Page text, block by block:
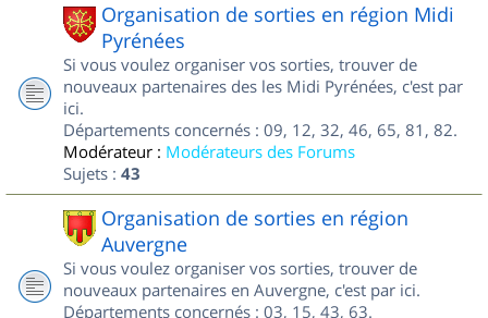
Organisation de sorties en région Midi
Pyrénées
Si vous voulez organiser vos sorties, trouver de
nouveaux partenaires des les Midi Pyrénées, c'est par
ici.
Départements concernés : 09, 12, 32, 46, 65, 81, 82.
Modérateur : Modérateurs des Forums
Sujets : 43
Organisation de sorties en région
Auvergne
Si vous voulez organiser vos sorties, trouver de
nouveaux partenaires en Auvergne, c'est par ici.
Départements concernés : 03, 15, 43, 63.